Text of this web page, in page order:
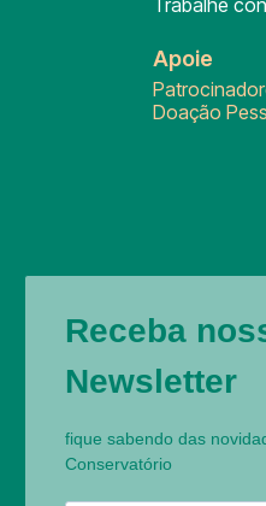
Trabalhe
Apoie
Doação